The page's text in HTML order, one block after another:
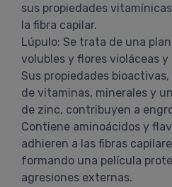
sus propiedades
la fibra capilar.
Lúpulo: Se trata de una
volubles y flores violáceas
Sus propiedades
de vitaminas, minerales y
de zinc, contribuyen a
Contiene aminoácidos y
adhieren a las fibras
formando una película
agresiones externas.